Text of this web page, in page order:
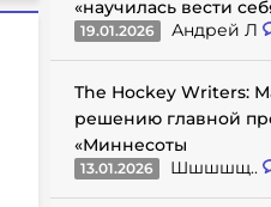
«научилась вести
19.01.2026 Андрей Л
The Hockey Writers:
решению главной
«Миннесоты
13.01.2026 Шшшшщ..